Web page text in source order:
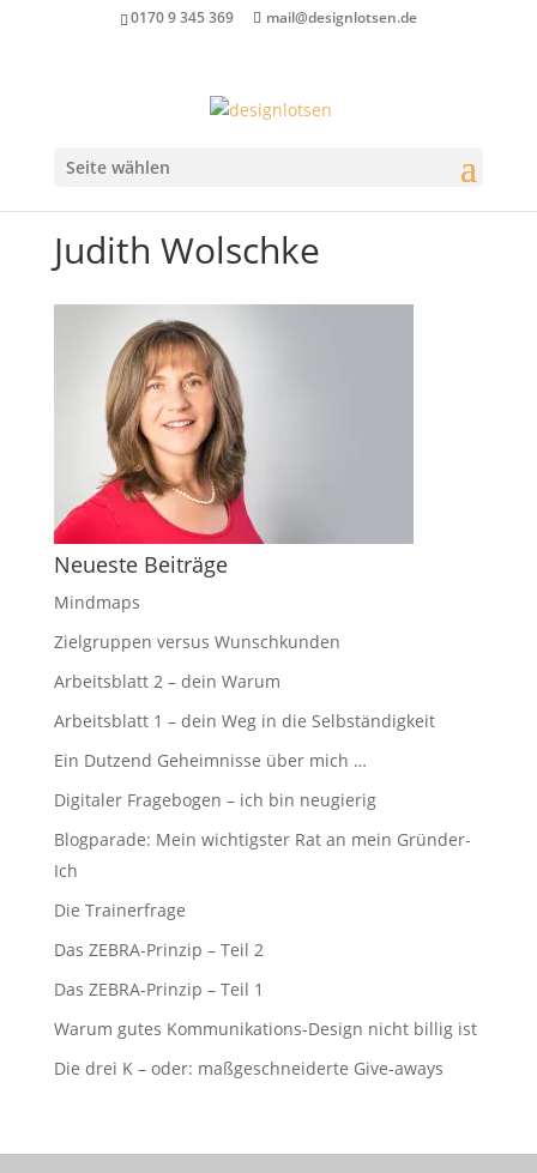
0170 9 345 369 mail@designlotsen.de
Seite wählen
Judith Wolschke
Neueste Beiträge
Mindmaps
Zielgruppen versus Wunschkunden
Arbeitsblatt 2 – dein Warum
Arbeitsblatt 1 – dein Weg in die Selbständigkeit
Ein Dutzend Geheimnisse über mich …
Digitaler Fragebogen – ich bin neugierig
Blogparade: Mein wichtigster Rat an mein Gründer-
Ich
Die Trainerfrage
Das ZEBRA-Prinzip – Teil 2
Das ZEBRA-Prinzip – Teil 1
Warum gutes Kommunikations-Design nicht billig ist
Die drei K – oder: maßgeschneiderte Give-aways